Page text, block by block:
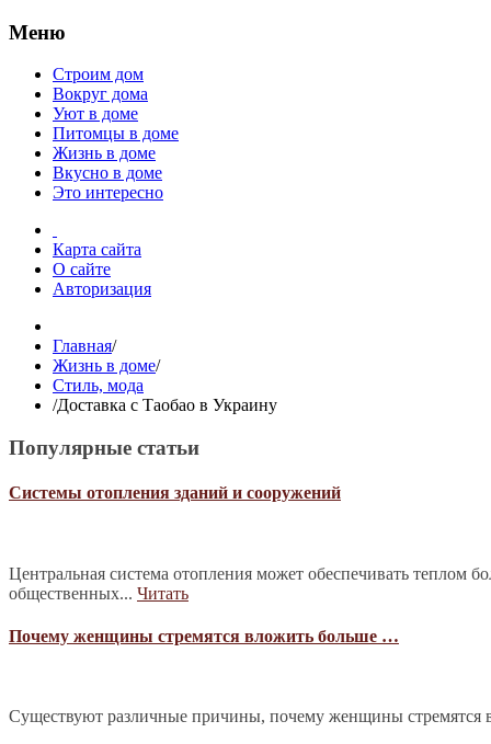
Меню
Строим дом
Вокруг дома
Уют в доме
Питомцы в доме
Жизнь в доме
Вкусно в доме
Это интересно
Карта сайта
О сайте
Авторизация
Главная/
Жизнь в доме/
Стиль, мода
/Доставка с Таобао в Украину
Популярные статьи
Системы отопления зданий и сооружений
Центральная система отопления может обеспечивать
общественных... Читать
Почему женщины стремятся вложить больше …
Существуют различные причины, почему женщины